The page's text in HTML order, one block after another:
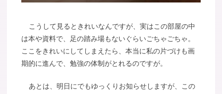
こうして見るときれいなんですが、実はこの部屋の中
は本や資料で、足の踏み場もないぐらいごちゃごちゃ。
ここをきれいにしてしまえたら、本当に私の片づけも画
期的に進んで、勉強の体制がとれるのですが。
あとは、明日にでもゆっくりお知らせしますが、この